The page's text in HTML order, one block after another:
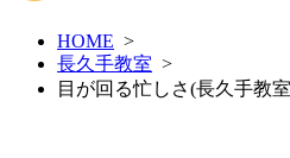
HOME >
長久手教室 >
目が回る忙しさ(長久手教